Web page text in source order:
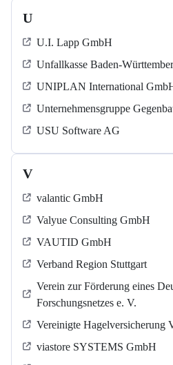
U
U.I. Lapp GmbH
Unfallkasse Baden-
UNIPLAN International
Unternehmensgruppe
USU Software AG
V
valantic GmbH
Valyue Consulting GmbH
VAUTID GmbH
Verband Region Stuttgart
Verein zur Förderung eines
Forschungsnetzes e. V.
Vereinigte Hagelversicherung
viastore SYSTEMS GmbH